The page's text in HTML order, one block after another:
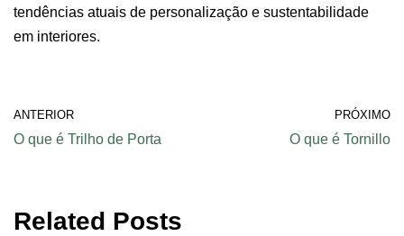
tendências atuais de personalização e sustentabilidade
em interiores.
ANTERIOR
O que é Trilho de Porta
PRÓXIMO
O que é Tornillo
Related Posts